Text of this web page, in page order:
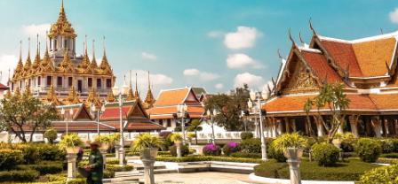
PEO
外包复杂雇佣任务
基础设施
Remote Embedded
将人力资源无缝融入工作流程
成长阶段
初创企业
为成长型企业量身打造的全球敏捷型人力资源与薪资解决方案
中型市场
通过定制化人力资源解决方案扩展团队
合同工薪酬结算计算器
探索全球合同工的结算货币选项与结算速度
通过 REMOTE 学习
研究与指引
案例研究
Nederlands
Français
Deutsch
Español
登录